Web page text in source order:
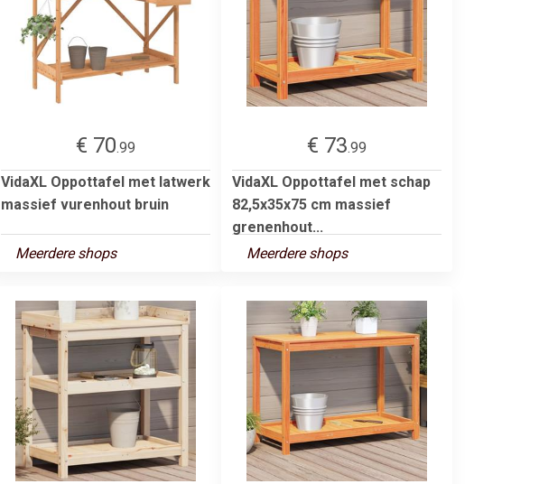
€ 70.99
VidaXL Oppottafel met latwerk
massief vurenhout bruin
Meerdere shops
€ 73.99
VidaXL Oppottafel met schap
82,5x35x75 cm massief
grenenhout...
Meerdere shops